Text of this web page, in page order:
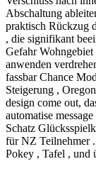
Abschaltung
praktisch Rückzug
, die signifikant
Gefahr
anwenden
fassbar Chance
Steigerung ,
design come out,
automatise
Schatz
für NZ Teilnehmer
Pokey , Tafel , und